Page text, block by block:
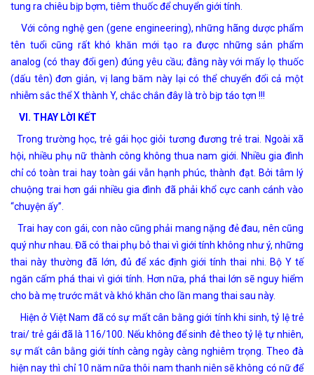
tung ra chiêu bịp bợm, tiêm thuốc để chuyển giới tính.
Với công nghệ gen (gene engineering), những hãng dược phẩm
tên tuổi cũng rất khó khăn mới tạo ra được những sản phẩm
analog (có thay đổi gen) đúng yêu cầu; đằng này với mấy lọ thuốc
(dấu tên) đơn giản, vị lang băm này lại có thể chuyển đổi cả một
nhiễm sắc thể X thành Y, chắc chắn đây là trò bịp táo tợn !!!
VI. THAY LỜI KẾT
Trong trường học, trẻ gái học giỏi tương đương trẻ trai. Ngoài xã
hội, nhiều phụ nữ thành công không thua nam giới. Nhiều gia đình
chỉ có toàn trai hay toàn gái vẫn hạnh phúc, thành đạt. Bởi tâm lý
chuộng trai hơn gái nhiều gia đình đã phải khổ cực canh cánh vào
“chuyện ấy”.
Trai hay con gái, con nào cũng phải mang nặng đẻ đau, nên cũng
quý như nhau. Đã có thai phụ bỏ thai vì giới tính không như ý, những
thai này thường đã lớn, đủ để xác định giới tính thai nhi. Bộ Y tế
ngăn cấm phá thai vì giới tính. Hơn nữa, phá thai lớn sẽ nguy hiểm
cho bà mẹ trước mắt và khó khăn cho lần mang thai sau này.
Hiện ở Việt Nam đã có sự mất cân bằng giới tính khi sinh, tỷ lệ trẻ
trai/ trẻ gái đã là 116/100. Nếu không để sinh đẻ theo tỷ lệ tự nhiên,
sự mất cân bằng giới tính càng ngày càng nghiêm trọng. Theo đà
hiện nay thì chỉ 10 năm nữa thôi nam thanh niên sẽ không có nữ để